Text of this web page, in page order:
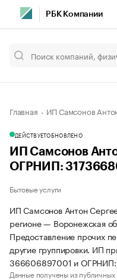
РБК Компании
Главная ИП Самсонов
ДЕЙСТВУЕТОБНОВЛЕНО
ИП Самсонов
ОГРНИП:
Бытовые услуги
ИП Самсонов Антон
регионе — Воронежская
Предоставление прочих
другие группировки. ИП
366606897001 и
Данные получены из публичных